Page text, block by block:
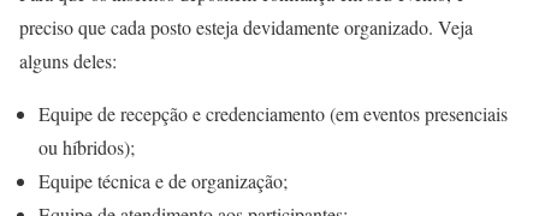
preciso que cada posto esteja devidamente organizado. Veja
alguns deles:
Equipe de recepção e credenciamento (em eventos presenciais
ou híbridos);
Equipe técnica e de organização;